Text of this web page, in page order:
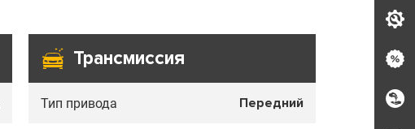
Трансмиссия
Тип привода Передний